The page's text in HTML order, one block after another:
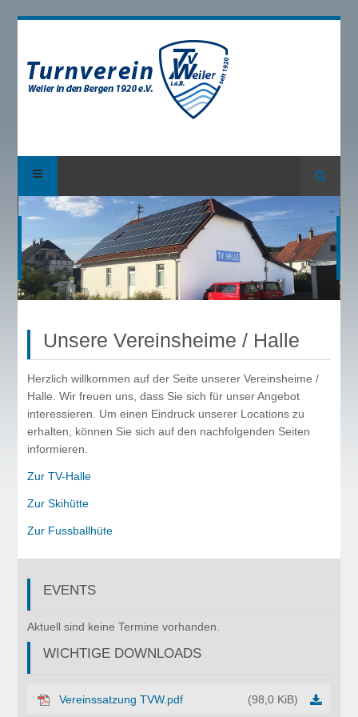
Suche
••••••
Unsere Vereinsheime / Halle
Herzlich willkommen auf der Seite unserer Vereinsheime /
Halle. Wir freuen uns, dass Sie sich für unser Angebot
interessieren. Um einen Eindruck unserer Locations zu
erhalten, können Sie sich auf den nachfolgenden Seiten
informieren.
Zur TV-Halle
Zur Skihütte
Zur Fussballhüte
EVENTS
Aktuell sind keine Termine vorhanden.
WICHTIGE DOWNLOADS
Vereinssatzung TVW.pdf (98,0 KiB)